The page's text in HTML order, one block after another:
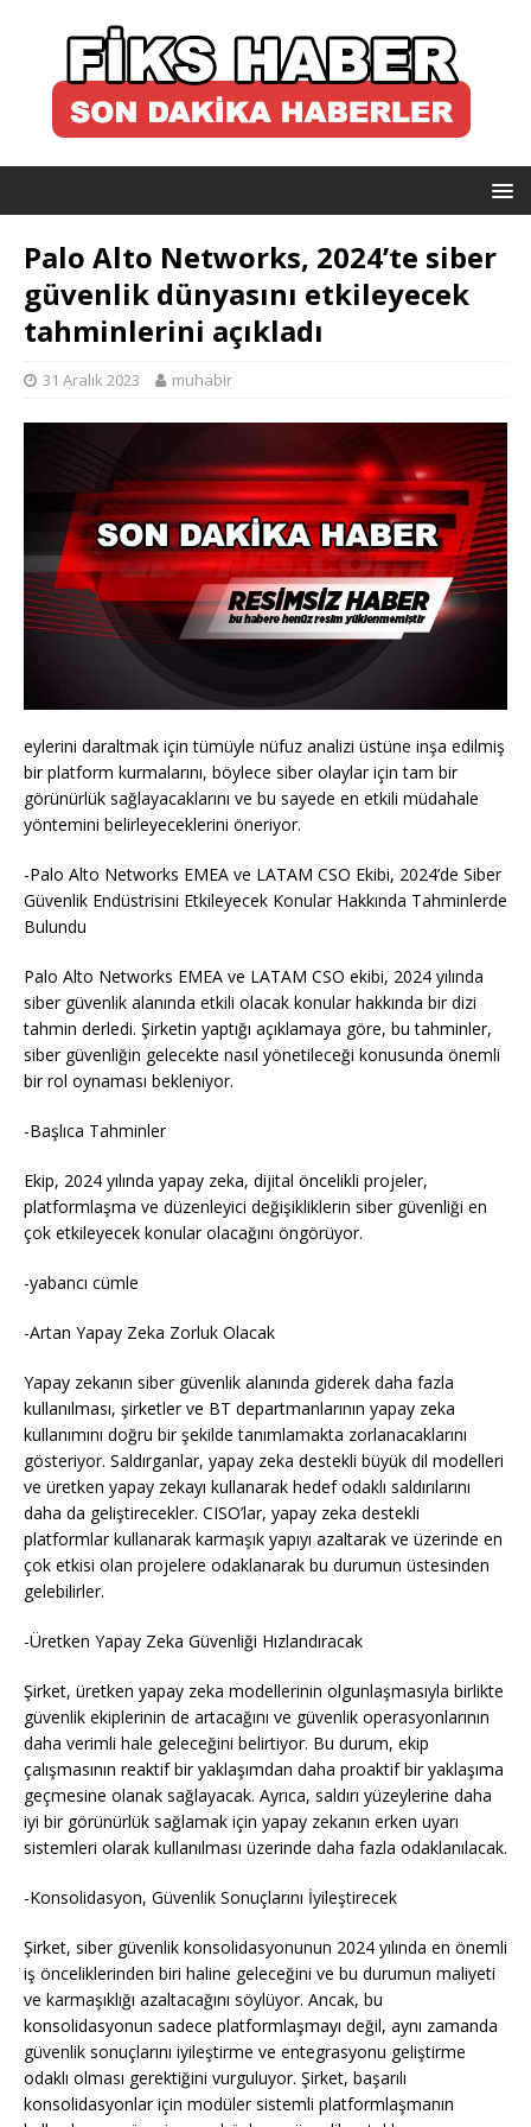
Palo Alto Networks, 2024’te siber
güvenlik dünyasını etkileyecek
tahminlerini açıkladı
31 Aralık 2023 muhabir
eylerini daraltmak için tümüyle nüfuz analizi üstüne inşa edilmiş
bir platform kurmalarını, böylece siber olaylar için tam bir
görünürlük sağlayacaklarını ve bu sayede en etkili müdahale
yöntemini belirleyeceklerini öneriyor.
-Palo Alto Networks EMEA ve LATAM CSO Ekibi, 2024’de Siber
Güvenlik Endüstrisini Etkileyecek Konular Hakkında Tahminlerde
Bulundu
Palo Alto Networks EMEA ve LATAM CSO ekibi, 2024 yılında
siber güvenlik alanında etkili olacak konular hakkında bir dizi
tahmin derledi. Şirketin yaptığı açıklamaya göre, bu tahminler,
siber güvenliğin gelecekte nasıl yönetileceği konusunda önemli
bir rol oynaması bekleniyor.
-Başlıca Tahminler
Ekip, 2024 yılında yapay zeka, dijital öncelikli projeler,
platformlaşma ve düzenleyici değişikliklerin siber güvenliği en
çok etkileyecek konular olacağını öngörüyor.
-yabancı cümle
-Artan Yapay Zeka Zorluk Olacak
Yapay zekanın siber güvenlik alanında giderek daha fazla
kullanılması, şirketler ve BT departmanlarının yapay zeka
kullanımını doğru bir şekilde tanımlamakta zorlanacaklarını
gösteriyor. Saldırganlar, yapay zeka destekli büyük dil modelleri
ve üretken yapay zekayı kullanarak hedef odaklı saldırılarını
daha da geliştirecekler. CISO’lar, yapay zeka destekli
platformlar kullanarak karmaşık yapıyı azaltarak ve üzerinde en
çok etkisi olan projelere odaklanarak bu durumun üstesinden
gelebilirler.
-Üretken Yapay Zeka Güvenliği Hızlandıracak
Şirket, üretken yapay zeka modellerinin olgunlaşmasıyla birlikte
güvenlik ekiplerinin de artacağını ve güvenlik operasyonlarının
daha verimli hale geleceğini belirtiyor. Bu durum, ekip
çalışmasının reaktif bir yaklaşımdan daha proaktif bir yaklaşıma
geçmesine olanak sağlayacak. Ayrıca, saldırı yüzeylerine daha
iyi bir görünürlük sağlamak için yapay zekanın erken uyarı
sistemleri olarak kullanılması üzerinde daha fazla odaklanılacak.
-Konsolidasyon, Güvenlik Sonuçlarını İyileştirecek
Şirket, siber güvenlik konsolidasyonunun 2024 yılında en önemli
iş önceliklerinden biri haline geleceğini ve bu durumun maliyeti
ve karmaşıklığı azaltacağını söylüyor. Ancak, bu
konsolidasyonun sadece platformlaşmayı değil, aynı zamanda
güvenlik sonuçlarını iyileştirme ve entegrasyonu geliştirme
odaklı olması gerektiğini vurguluyor. Şirket, başarılı
konsolidasyonlar için modüler sistemli platformlaşmanın